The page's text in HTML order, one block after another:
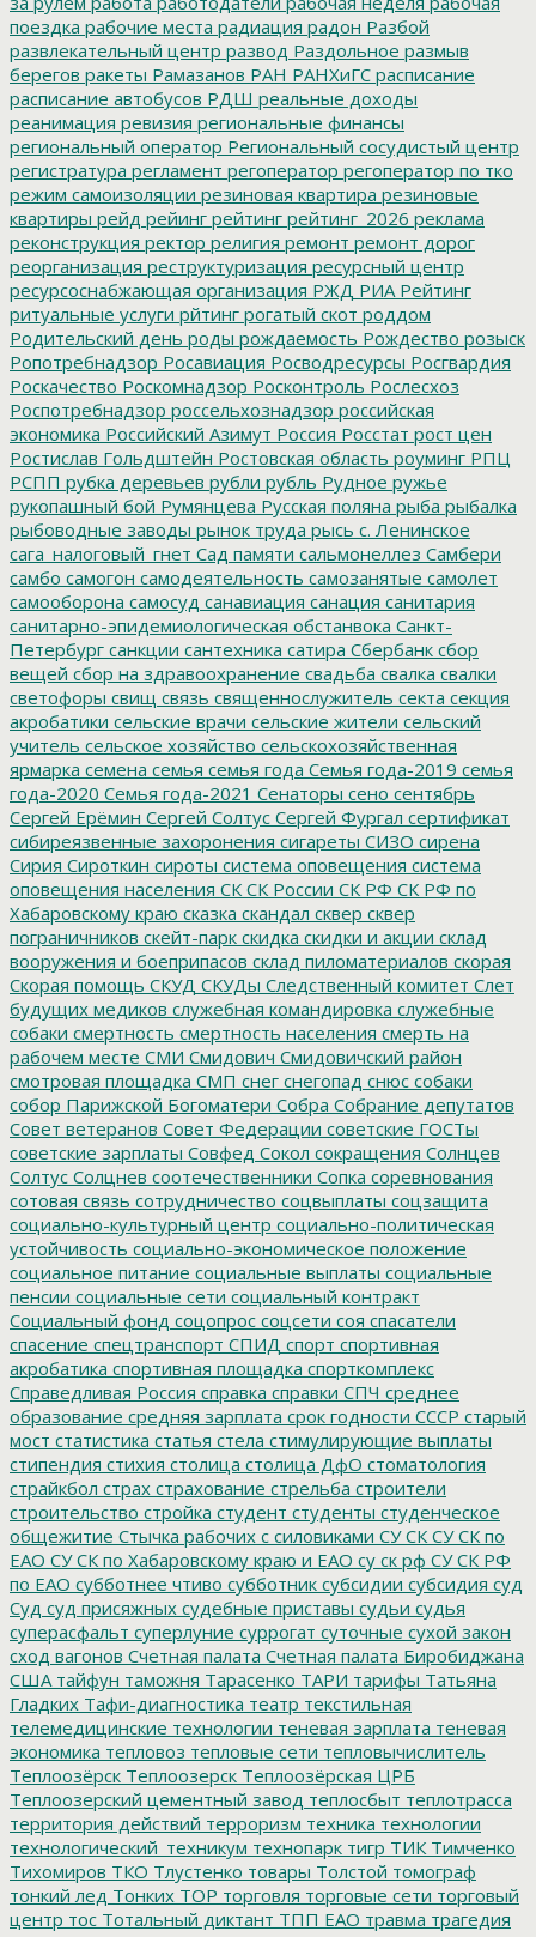
поездка рабочие места радиация радон Разбой
развлекательный центр развод Раздольное размыв
берегов ракеты Рамазанов РАН РАНХиГС расписание
расписание автобусов РДШ реальные доходы
реанимация ревизия региональные финансы
региональный оператор Региональный сосудистый центр
регистратура регламент регоператор регоператор по тко
режим самоизоляции резиновая квартира резиновые
квартиры рейд рейинг рейтинг рейтинг_2026 реклама
реконструкция ректор религия ремонт ремонт дорог
реорганизация реструктуризация ресурсный центр
ресурсоснабжающая организация РЖД РИА Рейтинг
ритуальные услуги рйтинг рогатый скот роддом
Родительский день роды рождаемость Рождество розыск
Ропотребнадзор Росавиация Росводресурсы Росгвардия
Роскачество Роскомнадзор Росконтроль Рослесхоз
Роспотребнадзор россельхознадзор российская
экономика Российский Азимут Россия Росстат рост цен
Ростислав Гольдштейн Ростовская область роуминг РПЦ
РСПП рубка деревьев рубли рубль Рудное ружье
рукопашный бой Румянцева Русская поляна рыба рыбалка
рыбоводные заводы рынок труда рысь с. Ленинское
сага_налоговый_гнет Сад памяти сальмонеллез Самбери
самбо самогон самодеятельность самозанятые самолет
самооборона самосуд санавиация санация санитария
санитарно-эпидемиологическая обстанвока Санкт-
Петербург санкции сантехника сатира Сбербанк сбор
вещей сбор на здравоохранение свадьба свалка свалки
светофоры свищ связь священнослужитель секта секция
акробатики сельские врачи сельские жители сельский
учитель сельское хозяйство сельскохозяйственная
ярмарка семена семья семья года Семья года-2019 семья
года-2020 Семья года-2021 Сенаторы сено сентябрь
Сергей Ерёмин Сергей Солтус Сергей Фургал сертификат
сибиреязвенные захоронения сигареты СИЗО сирена
Сирия Сироткин сироты система оповещения система
оповещения населения СК СК России СК РФ СК РФ по
Хабаровскому краю сказка скандал сквер сквер
пограничников скейт-парк скидка скидки и акции склад
вооружения и боеприпасов склад пиломатериалов скорая
Скорая помощь СКУД СКУДы Следственный комитет Слет
будущих медиков служебная командировка служебные
собаки смертность смертность населения смерть на
рабочем месте СМИ Смидович Смидовичский район
смотровая площадка СМП снег снегопад снюс собаки
собор Парижской Богоматери Собра Собрание депутатов
Совет ветеранов Совет Федерации советские ГОСТы
советские зарплаты Совфед Сокол сокращения Солнцев
Солтус Солцнев соотечественники Сопка соревнования
сотовая связь сотрудничество соцвыплаты соцзащита
социально-культурный центр социально-политическая
устойчивость социально-экономическое положение
социальное питание социальные выплаты социальные
пенсии социальные сети социальный контракт
Социальный фонд соцопрос соцсети соя спасатели
спасение спецтранспорт СПИД спорт спортивная
акробатика спортивная площадка спорткомплекс
Справедливая Россия справка справки СПЧ среднее
образование средняя зарплата срок годности СССР старый
мост статистика статья стела стимулирующие выплаты
стипендия стихия столица столица ДфО стоматология
страйкбол страх страхование стрельба строители
строительство стройка студент студенты студенческое
общежитие Стычка рабочих с силовиками СУ СК СУ СК по
ЕАО СУ СК по Хабаровскому краю и ЕАО су ск рф СУ СК РФ
по ЕАО субботнее чтиво субботник субсидии субсидия суд
Суд суд присяжных судебные приставы судьи судья
суперасфальт суперлуние суррогат суточные сухой закон
сход вагонов Счетная палата Счетная палата Биробиджана
США тайфун таможня Тарасенко ТАРИ тарифы Татьяна
Гладких Тафи-диагностика театр текстильная
телемедицинские технологии теневая зарплата теневая
экономика тепловоз тепловые сети тепловычислитель
Теплоозёрск Теплоозерск Теплоозёрская ЦРБ
Теплоозерский цементный завод теплосбыт теплотрасса
территория действий терроризм техника технологии
технологический_техникум технопарк тигр ТИК Тимченко
Тихомиров ТКО Тлустенко товары Толстой томограф
тонкий лед Тонких ТОР торговля торговые сети торговый
центр тос Тотальный диктант ТПП ЕАО травма трагедия